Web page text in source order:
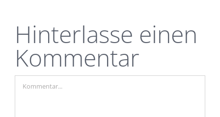
Hinterlasse einen
Kommentar